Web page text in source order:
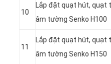
10
Lắp đặt quạt hút, quạt
âm tường Senko H100
11
Lắp đặt quạt hút, quạt
âm tường Senko H150